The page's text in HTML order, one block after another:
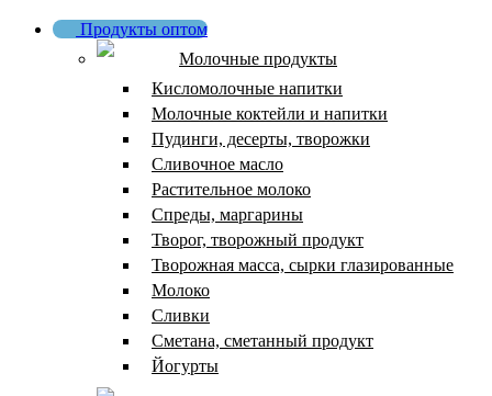
Продукты оптом
Молочные продукты
Кисломолочные напитки
Молочные коктейли и напитки
Пудинги, десерты, творожки
Сливочное масло
Растительное молоко
Спреды, маргарины
Творог, творожный продукт
Творожная масса, сырки глазированные
Молоко
Сливки
Сметана, сметанный продукт
Йогурты